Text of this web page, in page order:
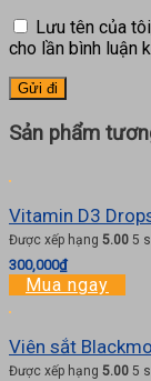
Lưu tên của
cho lần bình luận
Sản phẩm
Vitamin D3
Được xếp hạng 5.00 5
300,000₫
Mua ngay
Viên sắt
Được xếp hạng 5.00 5